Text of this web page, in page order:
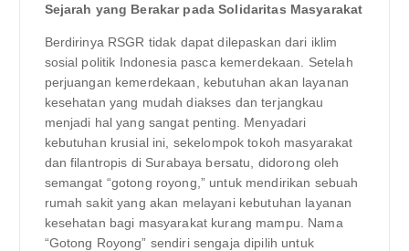
Sejarah yang Berakar pada Solidaritas Masyarakat
Berdirinya RSGR tidak dapat dilepaskan dari iklim
sosial politik Indonesia pasca kemerdekaan. Setelah
perjuangan kemerdekaan, kebutuhan akan layanan
kesehatan yang mudah diakses dan terjangkau
menjadi hal yang sangat penting. Menyadari
kebutuhan krusial ini, sekelompok tokoh masyarakat
dan filantropis di Surabaya bersatu, didorong oleh
semangat “gotong royong,” untuk mendirikan sebuah
rumah sakit yang akan melayani kebutuhan layanan
kesehatan bagi masyarakat kurang mampu. Nama
“Gotong Royong” sendiri sengaja dipilih untuk